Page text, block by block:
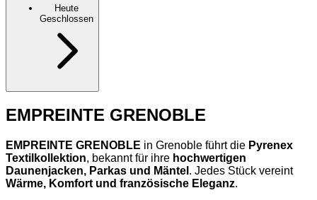
Heute
Geschlossen
EMPREINTE GRENOBLE
EMPREINTE GRENOBLE in Grenoble führt die Pyrenex
Textilkollektion, bekannt für ihre hochwertigen
Daunenjacken, Parkas und Mäntel . Jedes Stück vereint
Wärme, Komfort und französische Eleganz.